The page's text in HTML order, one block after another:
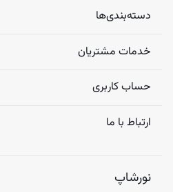
دسته‌بندی‌ها
خدمات مشتریان
حساب کاربری
ارتباط با ما
نورشاپ